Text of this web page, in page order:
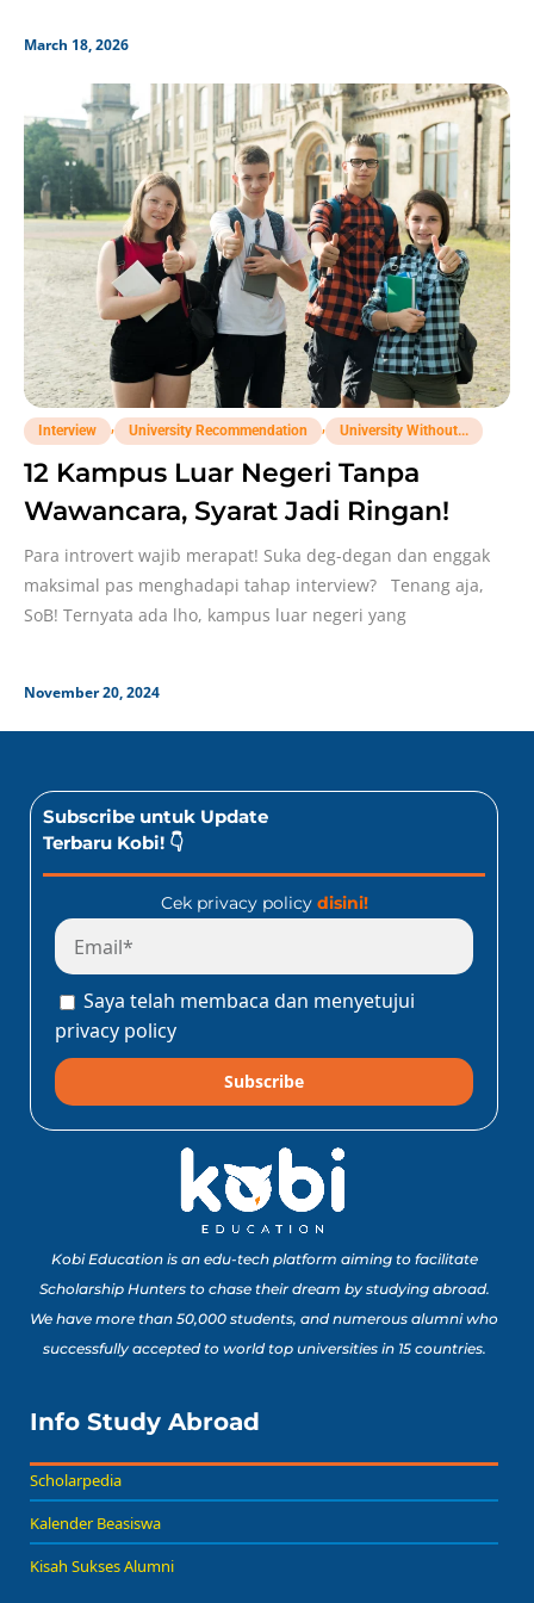
March 18, 2026
Interview , University Recommendation , University Without...
12 Kampus Luar Negeri Tanpa
Wawancara, Syarat Jadi Ringan!
Para introvert wajib merapat! Suka deg-degan dan enggak
maksimal pas menghadapi tahap interview? Tenang aja,
SoB! Ternyata ada lho, kampus luar negeri yang
November 20, 2024
Subscribe untuk Update
Terbaru Kobi! 👇
Cek privacy policy disini!
Saya telah membaca dan menyetujui
privacy policy
Subscribe
Kobi Education is an edu-tech platform aiming to facilitate
Scholarship Hunters to chase their dream by studying abroad.
We have more than 50,000 students, and numerous alumni who
successfully accepted to world top universities in 15 countries.
Info Study Abroad
Scholarpedia
Kalender Beasiswa
Kisah Sukses Alumni